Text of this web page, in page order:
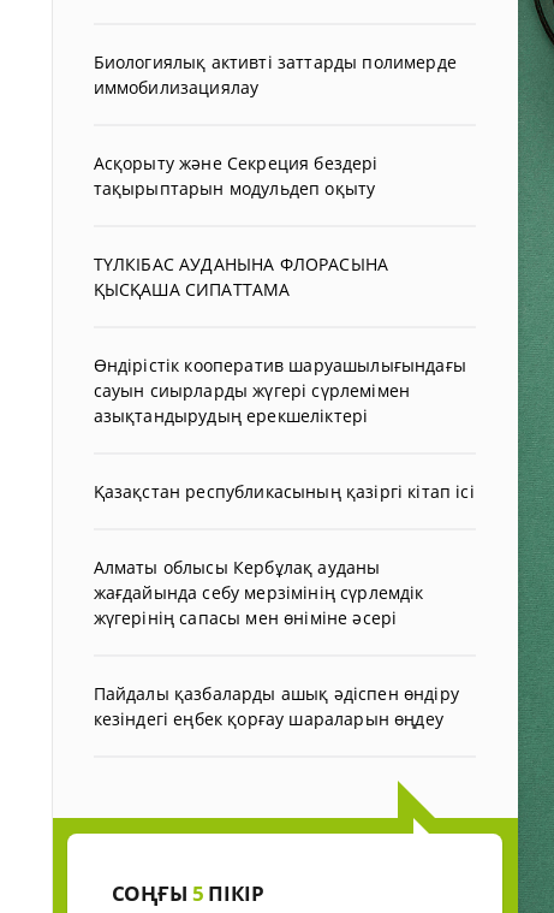
Биологиялық активті заттарды полимерде
иммобилизациялау
Асқорыту және Секреция бездері
тақырыптарын модульдеп оқыту
ТҮЛКІБАС АУДАНЫНА ФЛОРАСЫНА
ҚЫСҚАША СИПАТТАМА
Өндірістік кооператив шаруашылығындағы
сауын сиырларды жүгері сүрлемімен
азықтандырудың ерекшеліктері
Қазақстан республикасының қазіргі кітап ісі
Алматы облысы Кербұлақ ауданы
жағдайында себу мерзімінің сүрлемдік
жүгерінің сапасы мен өніміне әсері
Пайдалы қазбаларды ашық әдіспен өндіру
кезіндегі еңбек қорғау шараларын өңдеу
СОҢҒЫ 5 ПІКІР